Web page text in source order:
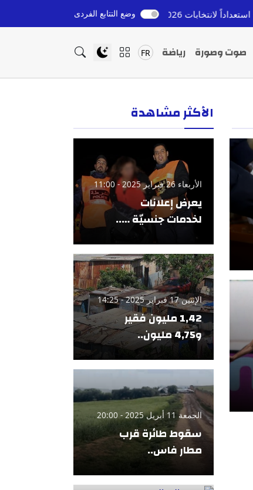
2026 قبل 11 ساعة إعادة القاصرين المغاربة من إسبانيا:
وضع التتابع الفردى
صوت وصورة رياضة FR
الأكثر مشاهدة
الأربعاء 26 فبراير 2025 - 11:00
يعرض إعلانات
لخدمات جنسيّة …..
الإثنين 17 فبراير 2025 - 14:25
1,42 مليون فقير
و4,75 مليون..
الجمعة 11 أبريل 2025 - 20:00
سقوط طائرة قرب
مطار فاس..